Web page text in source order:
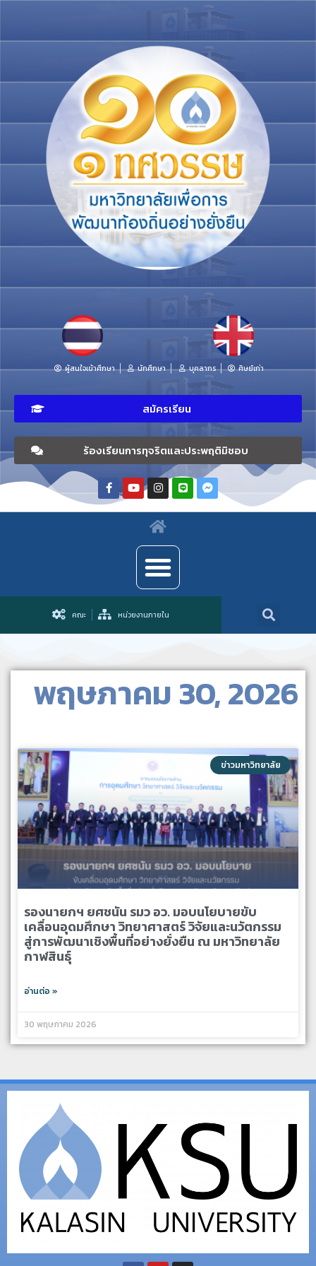
ผู้สนใจเข้าศึกษา นักศึกษา บุคลากร ศิษย์เก่า
สมัครเรียน
ร้องเรียนการทุจริตและประพฤติมิชอบ
คณะ หน่วยงานภายใน
พฤษภาคม 30, 2026
ข่าวมหาวิทยาลัย
รองนายกฯ ยศชนัน รมว อว. มอบนโยบายขับ
เคลื่อนอุดมศึกษา วิทยาศาสตร์ วิจัยและนวัตกรรม
สู่การพัฒนาเชิงพื้นที่อย่างยั่งยืน ณ มหาวิทยาลัย
กาฬสินธุ์
อ่านต่อ »
30 พฤษภาคม 2026